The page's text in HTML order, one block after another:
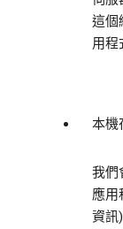
這個
用程
本機
我們
應用
資訊